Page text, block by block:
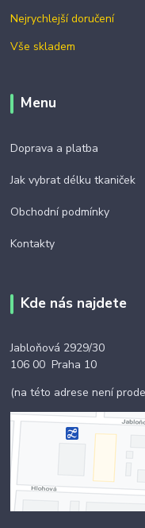
Nejrychlejší doručení
Vše skladem
Menu
Doprava a platba
Jak vybrat délku tkaniček
Obchodní podmínky
Kontakty
Kde nás najdete
Jabloňová 2929/30
106 00 Praha 10
(na této adrese není